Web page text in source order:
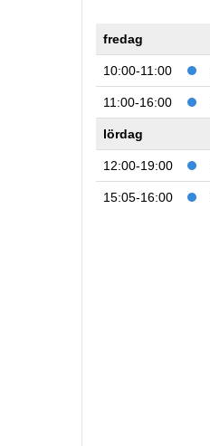
fredag
10:00-11:00
11:00-16:00
lördag
12:00-19:00
15:05-16:00